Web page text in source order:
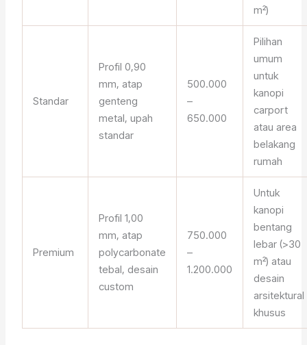
m²)
Standar
Profil 0,90
mm, atap
genteng
metal, upah
standar
500.000
–
650.000
Pilihan
umum
untuk
kanopi
carport
atau area
belakang
rumah
Premium
Profil 1,00
mm, atap
polycarbonate
tebal, desain
custom
750.000
–
1.200.000
Untuk
kanopi
bentang
lebar (>30
m²) atau
desain
arsitektural
khusus